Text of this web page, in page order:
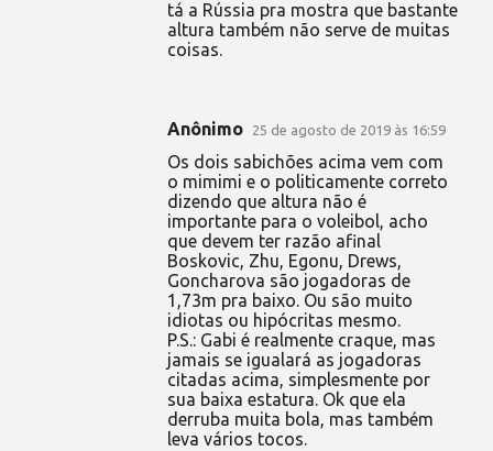
tá a Rússia pra mostra que bastante
altura também não serve de muitas
coisas.
Anônimo 25 de agosto de 2019 às 16:59
Os dois sabichões acima vem com
o mimimi e o politicamente correto
dizendo que altura não é
importante para o voleibol, acho
que devem ter razão afinal
Boskovic, Zhu, Egonu, Drews,
Goncharova são jogadoras de
1,73m pra baixo. Ou são muito
idiotas ou hipócritas mesmo.
P.S.: Gabi é realmente craque, mas
jamais se igualará as jogadoras
citadas acima, simplesmente por
sua baixa estatura. Ok que ela
derruba muita bola, mas também
leva vários tocos.